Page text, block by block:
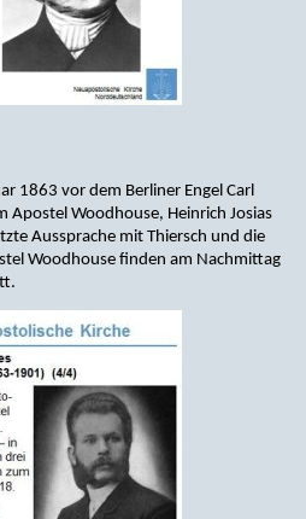
1863 vor dem Berliner Engel Carl
Apostel Woodhouse, Heinrich Josias
Aussprache mit Thiersch und die
Woodhouse finden am Nachmittag